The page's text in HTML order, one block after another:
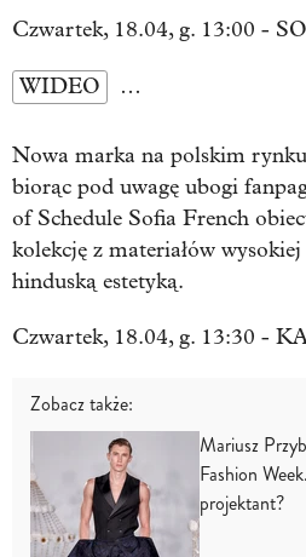
Czwartek, 18.04, g. 13:00 -
WIDEO …
Nowa marka na polskim
biorąc pod uwagę ubogi
of Schedule Sofia French
kolekcję z materiałów
hinduską estetyką.
Czwartek, 18.04, g. 13:30 -
Zobacz także:
Mariusz
Fashion
projektant?